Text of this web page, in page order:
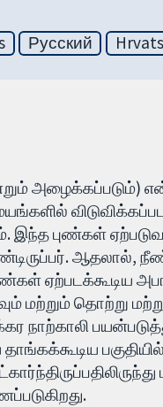
Русский
அழைக்கப்படும்)
இந்த புண்கள்
ஆதலால், நீண்ட
மற்றும் தொற்று
நாற்காலி